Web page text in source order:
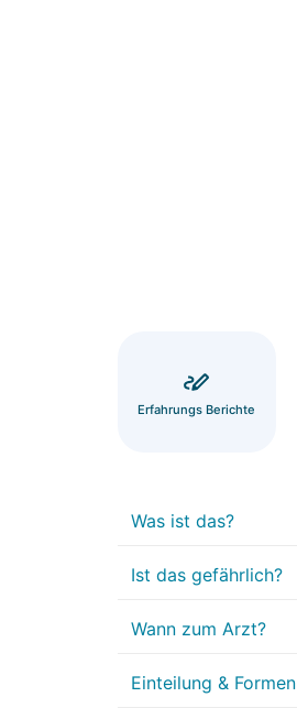
Erfahrungs Berichte
Was ist das?
Ist das gefährlich?
Wann zum Arzt?
Einteilung & Formen